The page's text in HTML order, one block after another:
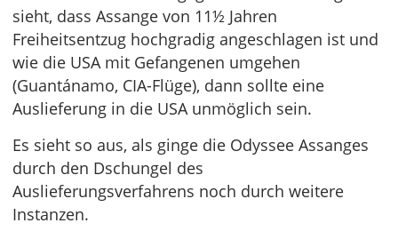
sieht, dass Assange von 11½ Jahren
Freiheitsentzug hochgradig angeschlagen ist und
wie die USA mit Gefangenen umgehen
(Guantánamo, CIA-Flüge), dann sollte eine
Auslieferung in die USA unmöglich sein.
Es sieht so aus, als ginge die Odyssee Assanges
durch den Dschungel des
Auslieferungsverfahrens noch durch weitere
Instanzen.